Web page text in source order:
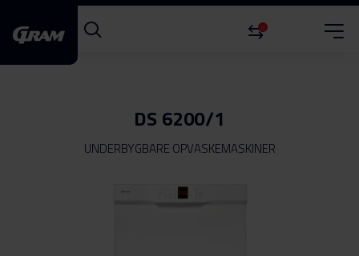
0
DS 6200/1
UNDERBYGBARE OPVASKEMASKINER